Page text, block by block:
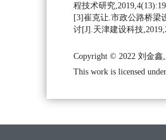
程技术研究
[3]崔克让.市政公路桥梁
讨[J].天津建设科技
Copyright © 2022 刘金鑫
This work is licensed